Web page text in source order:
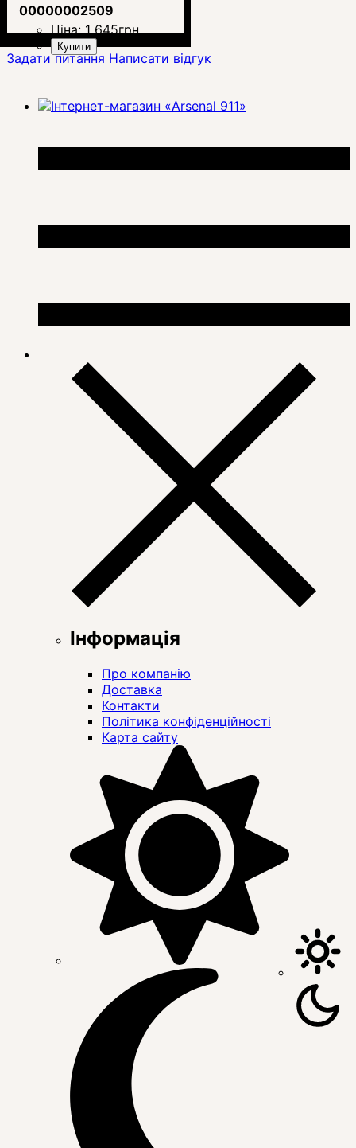
00000002509
Ціна: 1 645грн.
Купити
Задати питання Написати відгук
Інформація
Про компанію
Доставка
Контакти
Політика конфіденційності
Карта сайту